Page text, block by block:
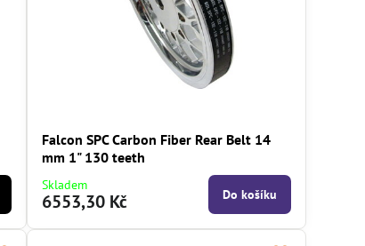
Falcon SPC Carbon Fiber Rear Belt 14
mm 1" 130 teeth
Skladem
6553,30 Kč Do košíku